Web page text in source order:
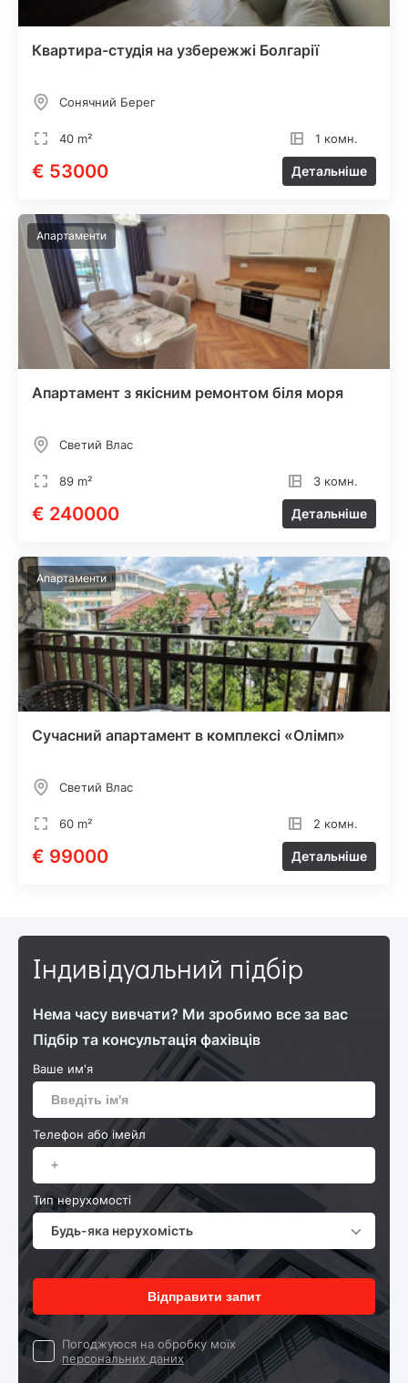
Квартира-студія на узбережжі Болгарії
Сонячний Берег
40 m² 1 комн.
€ 53000 Детальніше
Апартаменти
Апартамент з якісним ремонтом біля моря
Светий Влас
89 m² 3 комн.
€ 240000 Детальніше
Апартаменти
Сучасний апартамент в комплексі «Олімп»
Светий Влас
60 m² 2 комн.
€ 99000 Детальніше
Індивідуальний підбір
Нема часу вивчати? Ми зробимо все за вас
Підбір та консультація фахівців
Ваше им'я
Телефон або імейл
Тип нерухомості
Будь-яка нерухомість
Відправити запит
Погоджуюся на обробку моїх
персональних даних